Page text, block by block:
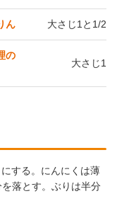
ん 大さじ1と1/2
の
大さじ1
する。にんにくは薄
落とす。ぶりは半分